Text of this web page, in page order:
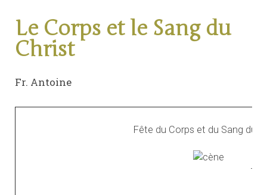
Le Corps et le Sang du
Christ
Fr. Antoine
Fête du Corps et du Sang du